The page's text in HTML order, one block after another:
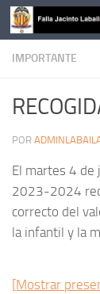
Saltar al
IMPORTANTE
POR
El martes 4 de
2023-2024
correcto del
la infantil y la
[Mostrar